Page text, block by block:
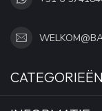
CATEGORIEËN